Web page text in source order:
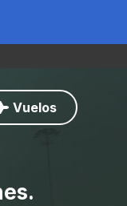
Vuelos
.